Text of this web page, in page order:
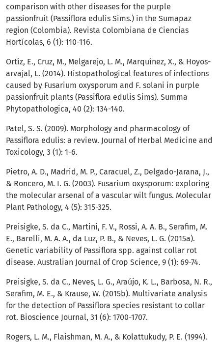
comparison with other diseases for the purple
passionfruit (Passiflora edulis Sims.) in the Sumapaz
region (Colombia). Revista Colombiana de Ciencias
Hortícolas, 6 (1): 110-116.
Ortíz, E., Cruz, M., Melgarejo, L. M., Marquínez, X., & Hoyos-
arvajal, L. (2014). Histopathological features of infections
caused by Fusarium oxysporum and F. solani in purple
passionfruit plants (Passiflora edulis Sims). Summa
Phytopathologica, 40 (2): 134-140.
Patel, S. S. (2009). Morphology and pharmacology of
Passiflora edulis: a review. Journal of Herbal Medicine and
Toxicology, 3 (1): 1-6.
Pietro, A. D., Madrid, M. P., Caracuel, Z., Delgado-Jarana, J.,
& Roncero, M. I. G. (2003). Fusarium oxysporum: exploring
the molecular arsenal of a vascular wilt fungus. Molecular
Plant Pathology, 4 (5): 315-325.
Preisigke, S. da C., Martini, F. V., Rossi, A. A. B., Serafim, M.
E., Barelli, M. A. A., da Luz, P. B., & Neves, L. G. (2015a).
Genetic variability of Passiflora spp. against collar rot
disease. Australian Journal of Crop Science, 9 (1): 69-74.
Preisigke, S. da C., Neves, L. G., Araújo, K. L., Barbosa, N. R.,
Serafim, M. E., & Krause, W. (2015b). Multivariate analysis
for the detection of Passiflora species resistant to collar
rot. Bioscience Journal, 31 (6): 1700-1707.
Rogers, L. M., Flaishman, M. A., & Kolattukudy, P. E. (1994).